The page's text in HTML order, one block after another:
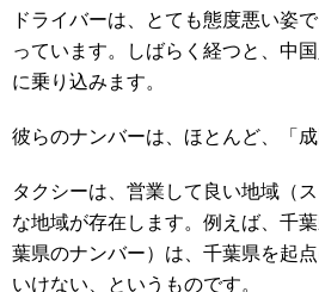
ドライバーは、とても態度悪い姿
っています。しばらく経つと、中
に乗り込みます。
彼らのナンバーは、ほとんど、「成
タクシーは、営業して良い地域（
な地域が存在します。例えば、千
葉県のナンバー）は、千葉県を起
いけない、というものです。